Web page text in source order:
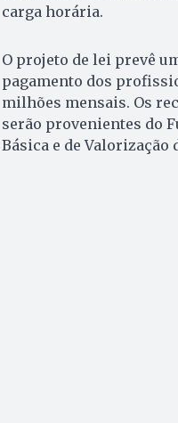
carga horária.
O projeto de lei prevê
pagamento dos
milhões mensais. Os
serão provenientes do
Básica e de Valorização